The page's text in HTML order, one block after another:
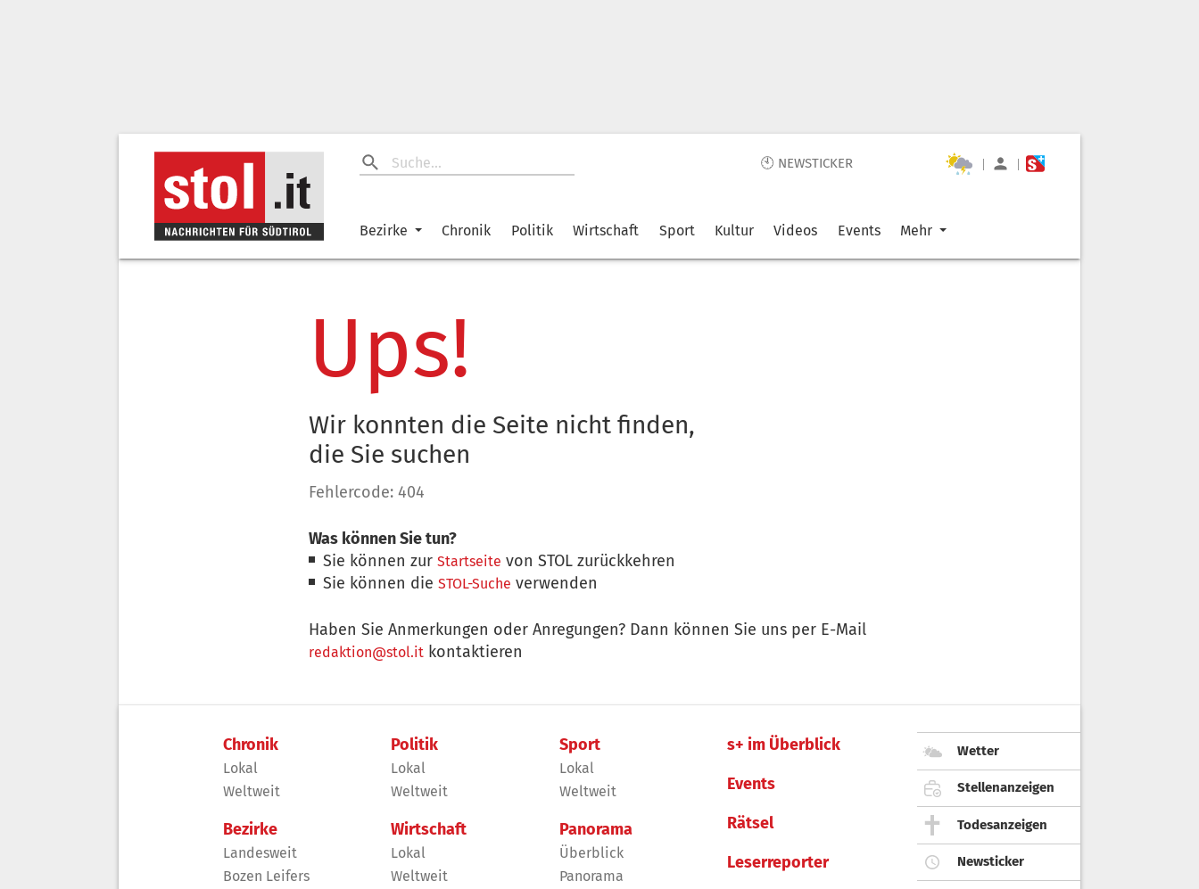
🕙 NEWSTICKER | |
Bezirke Chronik Politik Wirtschaft Sport Kultur Videos Events Mehr
Ups!
Wir konnten die Seite nicht finden,
die Sie suchen
Fehlercode: 404
Was können Sie tun?
Sie können zurStartseite von STOL zurückkehren
Sie können dieSTOL-Suche verwenden
Haben Sie Anmerkungen oder Anregungen? Dann können Sie uns per E-Mail
redaktion@stol.it kontaktieren
Chronik
Lokal
Weltweit
Bezirke
Landesweit
Bozen Leifers
Politik
Lokal
Weltweit
Wirtschaft
Lokal
Weltweit
Sport
Lokal
Weltweit
Panorama
Überblick
Panorama
s+ im Überblick
Events
Rätsel
Leserreporter
Wetter
Stellenanzeigen
Todesanzeigen
Newsticker